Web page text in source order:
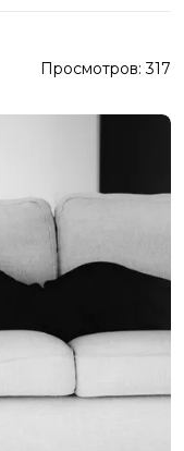
Просмотров: 317